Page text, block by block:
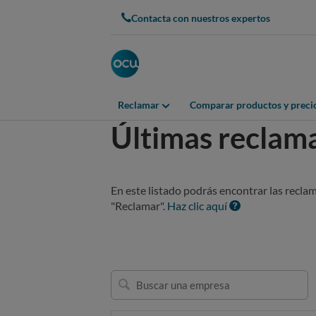
Contacta con nuestros expertos
Reclamar Comparar productos y
Últimas
En este listado podrás encontrar las
"Reclamar". Haz clic aquí
Buscar
una